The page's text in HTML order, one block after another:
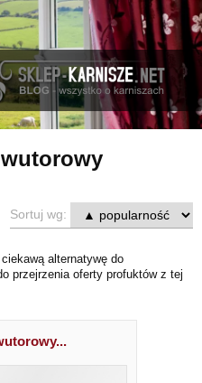
Sortuj wg:
alternatywę do
przejrzenia oferty profuktów z tej